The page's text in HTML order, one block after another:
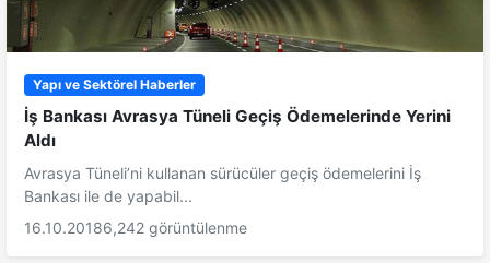
Yapı ve Sektörel Haberler
İş Bankası Avrasya Tüneli Geçiş Ödemelerinde Yerini
Aldı
Avrasya Tüneli’ni kullanan sürücüler geçiş ödemelerini İş
Bankası ile de yapabil...
16.10.20186,242 görüntülenme